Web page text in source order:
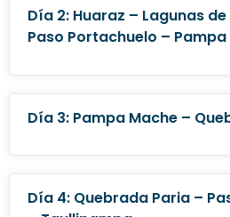
Día 2: Huaraz – Lagunas
Paso Portachuelo –
Día 3: Pampa Mache –
Día 4: Quebrada Paria –